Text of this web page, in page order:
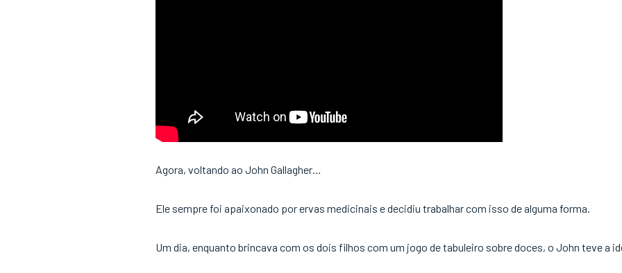
Agora, voltando ao John Gallagher…
Ele sempre foi apaixonado por ervas medicinais e decidiu trabalhar com isso de alguma forma.
Um dia, enquanto brincava com os dois filhos com um jogo de tabuleiro sobre doces, o John teve a